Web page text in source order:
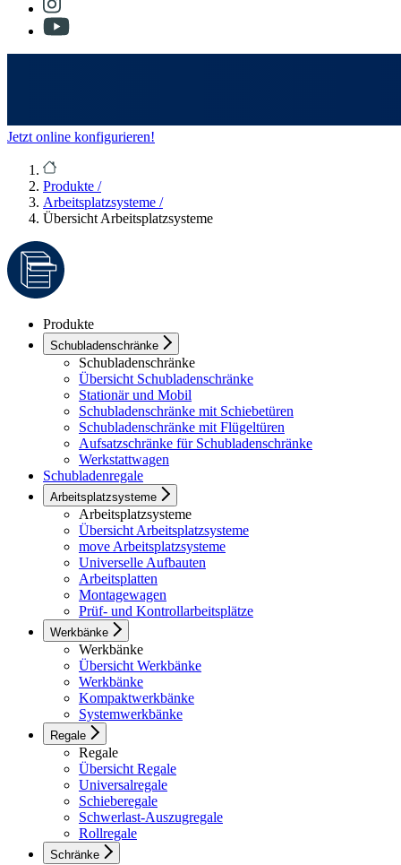
Jetzt online konfigurieren!
Produkte /
Arbeitsplatzsysteme /
Übersicht Arbeitsplatzsysteme
Produkte
Schubladenschränke
Schubladenschränke
Übersicht Schubladenschränke
Stationär und Mobil
Schubladenschränke mit Schiebetüren
Schubladenschränke mit Flügeltüren
Aufsatzschränke für Schubladenschränke
Werkstattwagen
Schubladenregale
Arbeitsplatzsysteme
Arbeitsplatzsysteme
Übersicht Arbeitsplatzsysteme
move Arbeitsplatzsysteme
Universelle Aufbauten
Arbeitsplatten
Montagewagen
Prüf- und Kontrollarbeitsplätze
Werkbänke
Werkbänke
Übersicht Werkbänke
Werkbänke
Kompaktwerkbänke
Systemwerkbänke
Regale
Regale
Übersicht Regale
Universalregale
Schieberegale
Schwerlast-Auszugregale
Rollregale
Schränke